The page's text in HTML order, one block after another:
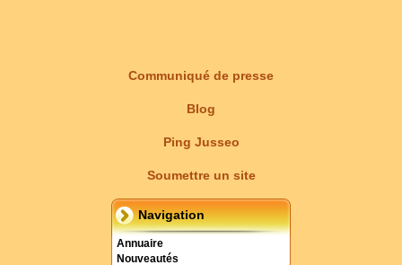
Communiqué de presse
Blog
Ping Jusseo
Soumettre un site
Navigation
Annuaire
Nouveautés